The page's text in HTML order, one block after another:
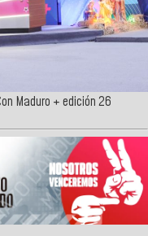
Maduro + edición 26